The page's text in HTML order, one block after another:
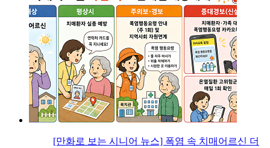
[만화로 보는 시니어 뉴스] 폭염 속 치매어르신 더